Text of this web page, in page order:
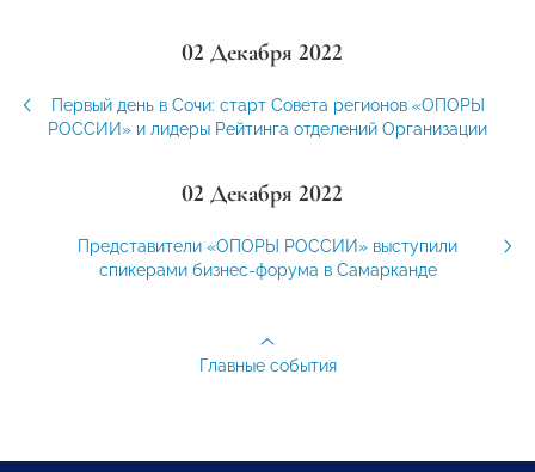
02 Декабря 2022
Первый день в Сочи: старт Совета регионов «ОПОРЫ
РОССИИ» и лидеры Рейтинга отделений Организации
02 Декабря 2022
Представители «ОПОРЫ РОССИИ» выступили
спикерами бизнес-форума в Самарканде
Главные события